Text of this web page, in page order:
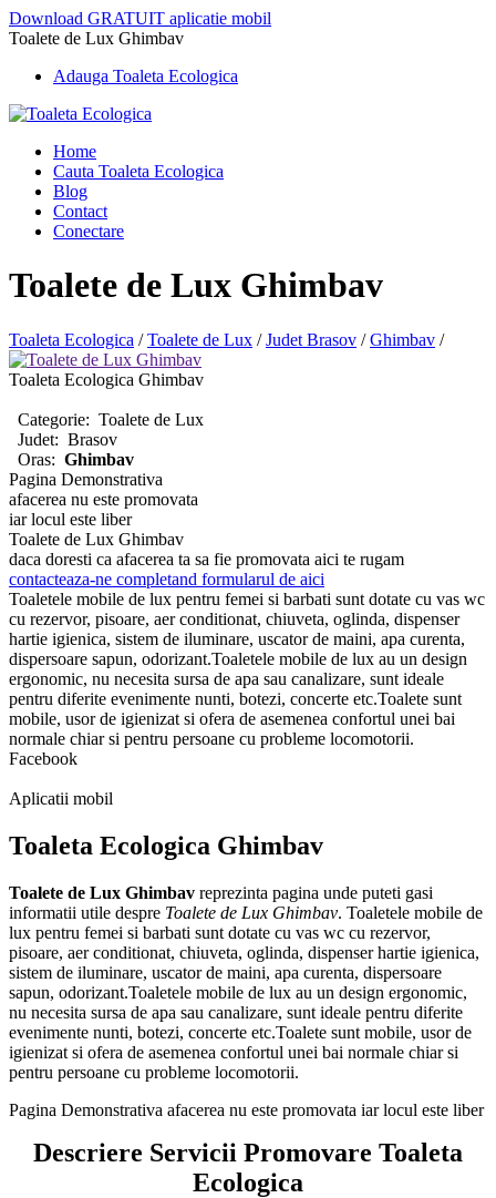
Download GRATUIT aplicatie mobil
Toalete de Lux Ghimbav
Adauga Toaleta Ecologica
Home
Cauta Toaleta Ecologica
Blog
Contact
Conectare
Toalete de Lux Ghimbav
Toaleta Ecologica /Toalete de Lux /Judet Brasov /Ghimbav /
Toaleta Ecologica Ghimbav
Categorie: Toalete de Lux
Judet: Brasov
Oras: Ghimbav
Pagina Demonstrativa
afacerea nu este promovata
iar locul este liber
Toalete de Lux Ghimbav
daca doresti ca afacerea ta sa fie promovata aici te rugam
contacteaza-ne completand formularul de aici
Toaletele mobile de lux pentru femei si barbati sunt dotate cu vas wc
cu rezervor, pisoare, aer conditionat, chiuveta, oglinda, dispenser
hartie igienica, sistem de iluminare, uscator de maini, apa curenta,
dispersoare sapun, odorizant.Toaletele mobile de lux au un design
ergonomic, nu necesita sursa de apa sau canalizare, sunt ideale
pentru diferite evenimente nunti, botezi, concerte etc.Toalete sunt
mobile, usor de igienizat si ofera de asemenea confortul unei bai
normale chiar si pentru persoane cu probleme locomotorii.
Facebook
Aplicatii mobil
Toaleta Ecologica Ghimbav
Toalete de Lux Ghimbav reprezinta pagina unde puteti gasi
informatii utile despre Toalete de Lux Ghimbav. Toaletele mobile de
lux pentru femei si barbati sunt dotate cu vas wc cu rezervor,
pisoare, aer conditionat, chiuveta, oglinda, dispenser hartie igienica,
sistem de iluminare, uscator de maini, apa curenta, dispersoare
sapun, odorizant.Toaletele mobile de lux au un design ergonomic,
nu necesita sursa de apa sau canalizare, sunt ideale pentru diferite
evenimente nunti, botezi, concerte etc.Toalete sunt mobile, usor de
igienizat si ofera de asemenea confortul unei bai normale chiar si
pentru persoane cu probleme locomotorii.
Pagina Demonstrativa afacerea nu este promovata iar locul este liber
Descriere Servicii Promovare Toaleta
Ecologica